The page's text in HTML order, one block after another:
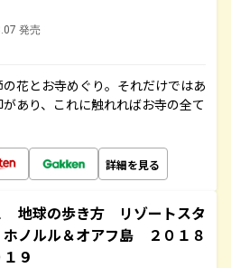
発売
花とお寺めぐり。それだけではあ
あり、これに触れればお寺の全て
詳細を見る
地球の歩き方 リゾートスタ
ノルル＆オアフ島 ２０１８
９